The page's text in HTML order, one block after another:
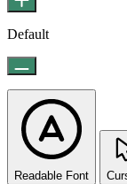
Default
Readable Font